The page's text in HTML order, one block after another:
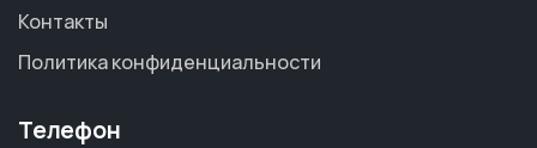
Контакты
Политика конфиденциальности
Телефон